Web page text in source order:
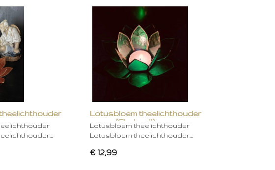
Lotusbloem theelichthouder
groen (Chakra 4)
Lotusbloem theelichthouder
Lotusbloem theelichthouder…
€ 12,99